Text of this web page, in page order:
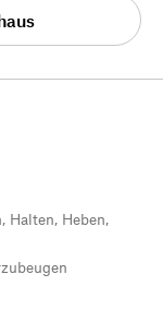
Halten, Heben,